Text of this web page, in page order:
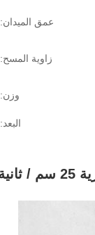
عمق الميدان:
زاوية المسح:
وزن:
البعد: